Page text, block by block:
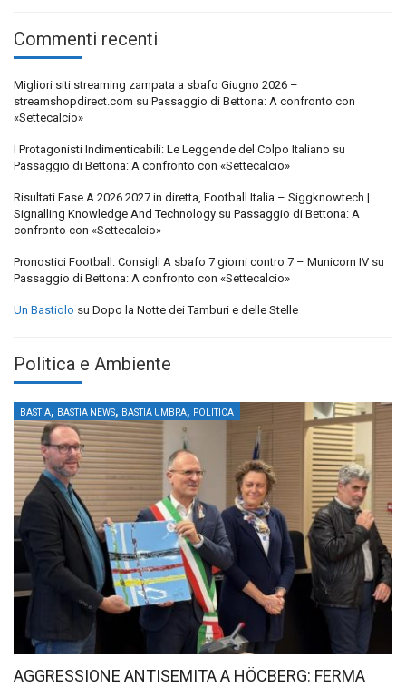
Commenti recenti
Migliori siti streaming zampata a sbafo Giugno 2026 –
streamshopdirect.com su Passaggio di Bettona: A confronto con
«Settecalcio»
I Protagonisti Indimenticabili: Le Leggende del Colpo Italiano su
Passaggio di Bettona: A confronto con «Settecalcio»
Risultati Fase A 2026 2027 in diretta, Football Italia – Siggknowtech |
Signalling Knowledge And Technology su Passaggio di Bettona: A
confronto con «Settecalcio»
Pronostici Football: Consigli A sbafo 7 giorni contro 7 – Municorn IV su
Passaggio di Bettona: A confronto con «Settecalcio»
Un Bastiolo su Dopo la Notte dei Tamburi e delle Stelle
Politica e Ambiente
BASTIA, BASTIA NEWS, BASTIA UMBRA, POLITICA
AGGRESSIONE ANTISEMITA A HÖCBERG: FERMA